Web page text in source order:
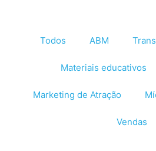
Todos ABM
Materiais educativos
Marketing de Atração
Vendas